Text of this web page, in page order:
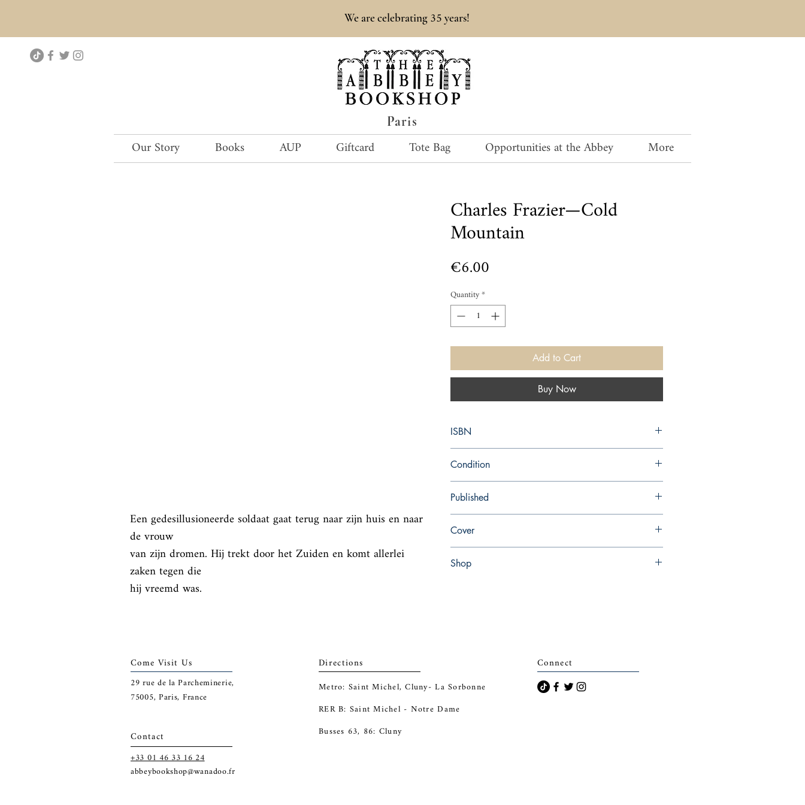
Paris
We are celebrating 35 years!
Our Story Books AUP Giftcard Tote Bag Opportunities at the Abbey More
Een gedesillusioneerde soldaat gaat terug naar zijn huis en naar
de vrouw
van zijn dromen. Hij trekt door het Zuiden en komt allerlei
zaken tegen die
hij vreemd was.
Charles Frazier—Cold
Mountain
€6.00
Quantity*
Add to Cart
Buy Now
ISBN
Condition
Published
Cover
Shop
Come Visit Us
29rue de la Parcheminerie,
75005, Paris, France
Contact
+33 01 46 33 16 24
abbeybookshop@wanadoo.fr
Directions
Metro: Saint Michel, Cluny- La Sorbonne
RER B: Saint Michel - Notre Dame
Busses 63, 86: Cluny
Connect